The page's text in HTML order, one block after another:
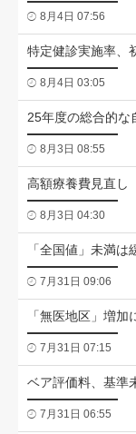
8月4日 07:56
特定健診実施率
8月4日 03:05
25年度の総合的
8月3日 08:55
高額療養費見直
8月3日 04:30
「全国値」未満
7月31日 09:06
「無医地区」増
7月31日 07:15
ベア評価料、基準
7月31日 06:55